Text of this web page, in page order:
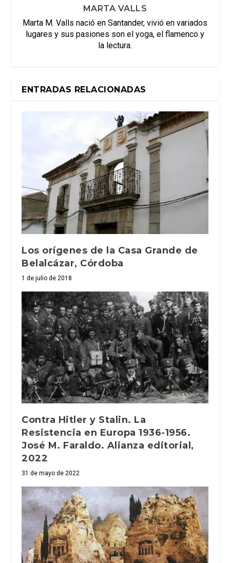
MARTA VALLS
Marta M. Valls nació en Santander, vivió en variados
lugares y sus pasiones son el yoga, el flamenco y
la lectura.
ENTRADAS RELACIONADAS
Los orígenes de la Casa Grande de
Belalcázar, Córdoba
1 de julio de 2018
Contra Hitler y Stalin. La
Resistencia en Europa 1936-1956.
José M. Faraldo. Alianza editorial,
2022
31 de mayo de 2022